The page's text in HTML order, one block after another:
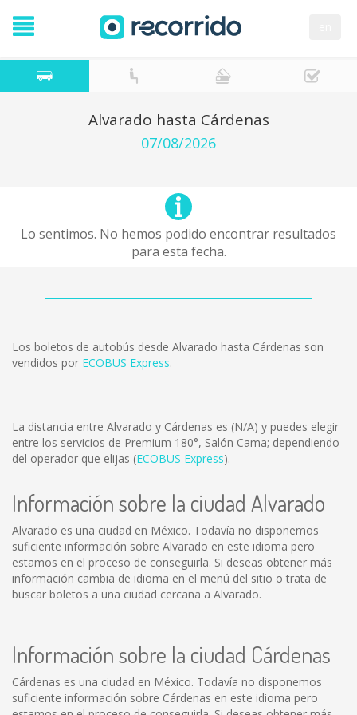
Alvarado hasta Cárdenas
07/08/2026
Lo sentimos. No hemos podido encontrar resultados
para esta fecha.
Los boletos de autobús desde Alvarado hasta Cárdenas son
vendidos por ECOBUS Express.
La distancia entre Alvarado y Cárdenas es (N/A) y puedes elegir
entre los servicios de Premium 180°, Salón Cama; dependiendo
del operador que elijas (ECOBUS Express).
Información sobre la ciudad Alvarado
Alvarado es una ciudad en México. Todavía no disponemos
suficiente información sobre Alvarado en este idioma pero
estamos en el proceso de conseguirla. Si deseas obtener más
información cambia de idioma en el menú del sitio o trata de
buscar boletos a una ciudad cercana a Alvarado.
Información sobre la ciudad Cárdenas
Cárdenas es una ciudad en México. Todavía no disponemos
suficiente información sobre Cárdenas en este idioma pero